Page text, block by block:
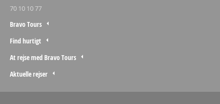
70 10 10 77
Bravo Tours
Find hurtigt
At rejse med Bravo Tours
Aktuelle rejser